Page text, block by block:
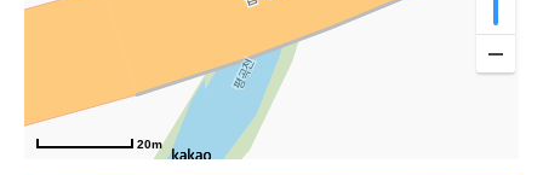
20m